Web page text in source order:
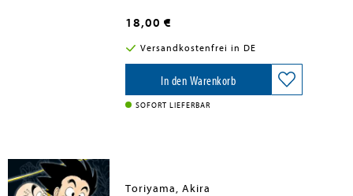
schärfen. Der Haken: Dem jungen Maler
fällt es schwer, in Seung-Hos Armen die
Augen offenzuhalten. Wird es ihm
trotzdem gelingen, seine Kunst zu
verfeinern und damit seinen
Auftraggeber vollständig zu
befriedigen?
18,00 €
Versandkostenfrei in DE
In den Warenkorb
SOFORT LIEFERBAR
Toriyama, Akira